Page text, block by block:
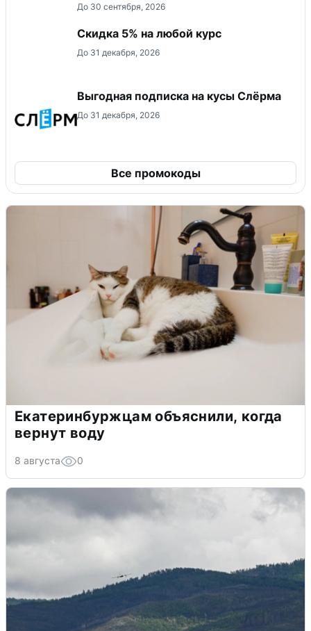
До 30 сентября, 2026
Скидка 5% на любой курс
До 31 декабря, 2026
Выгодная подписка на кусы Слёрма
До 31 декабря, 2026
Все промокоды
Екатеринбуржцам объяснили, когда
вернут воду
8 августа 0